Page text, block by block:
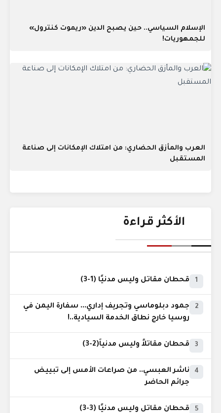
الإسلام السياسي.. حين يصبح الدين «ريموت كنترول»
للجمهوريات!
العرب والمأزق الحضاري: من امتلاك الإمكانات إلى صناعة
المستقبل
الأكثر قراءة
1 قحطان مقاتل وليس مدنيًا (1-3)
2
جمود دبلوماسي وتجريف إداري... سفارة اليمن في
روسيا خارج نطاق الخدمة السيادية..!
3 قحطان مقاتلاً وليس مدنياً(2-3)
4
ناشر العبسي.. من صراعات الأمس إلى تبييض
جرائم الحاضر
5 قحطان مقاتل وليس مدنيًا (3-3)